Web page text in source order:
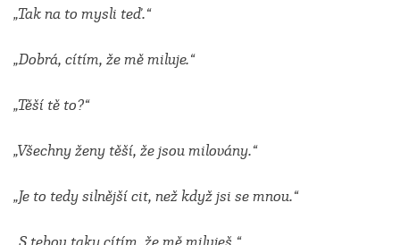
„Tak na to mysli teď.“
„Dobrá, cítím, že mě miluje.“
„Těší tě to?“
„Všechny ženy těší, že jsou milovány.“
„Je to tedy silnější cit, než když jsi se mnou.“